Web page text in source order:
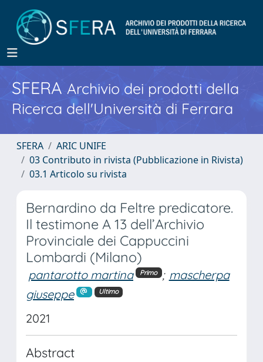
SFERA Archivio dei prodotti della
Ricerca dell'Università di Ferrara
SFERA
ARIC UNIFE
03 Contributo in rivista (Pubblicazione in Rivista)
03.1 Articolo su rivista
Bernardino da Feltre predicatore.
Il testimone A 13 dell’Archivio
Provinciale dei Cappuccini
Lombardi (Milano)
pantarotto martina Primo ; mascherpa
giuseppe
Ultimo
2021
Abstract